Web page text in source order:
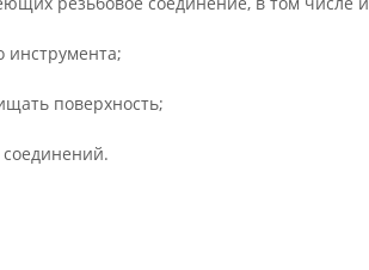
инструмента;
поверхность;